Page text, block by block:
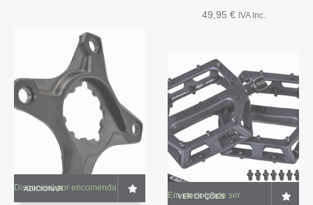
49,95 € IVA Inc.
ADICIONAR
Disponível por encomenda
VER OPÇÕES
product
Em stock (pode ser